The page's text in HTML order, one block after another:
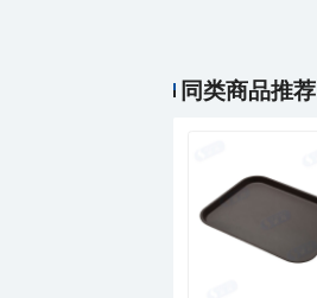
同类商品推荐